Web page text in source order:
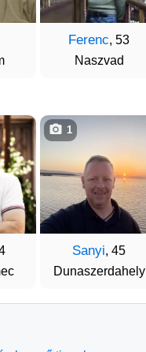
Ferenc, 53
Naszvad
Sanyi, 45
Dunaszerdahely
1